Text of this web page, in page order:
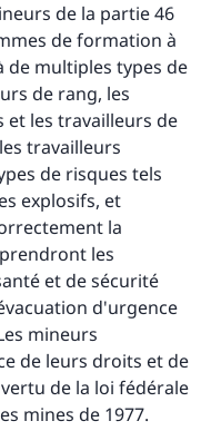
de la partie 46
de formation à
de multiples types de
de rang, les
et les travailleurs de
travailleurs
de risques tels
explosifs, et
la
les
et de sécurité
d'urgence
mineurs
de leurs droits et de
de la loi fédérale
mines de 1977.